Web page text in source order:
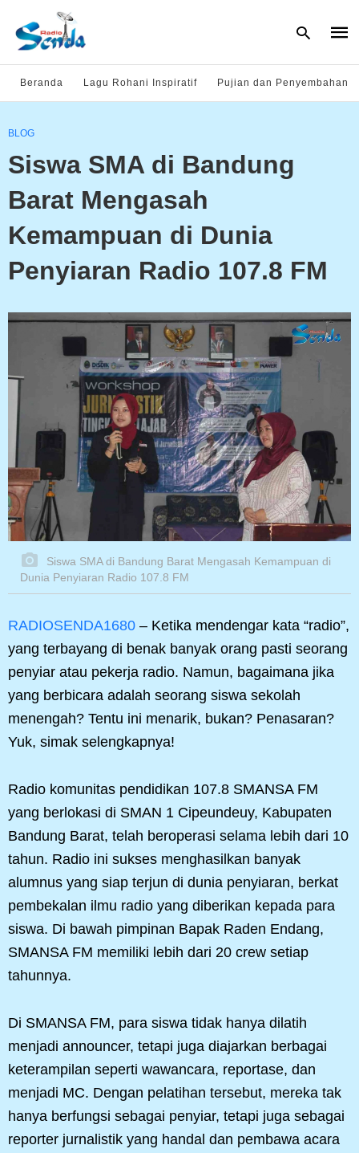
Beranda Lagu Rohani Inspiratif Pujian dan Penyembahan
BLOG
Siswa SMA di Bandung
Barat Mengasah
Kemampuan di Dunia
Penyiaran Radio 107.8 FM
Siswa SMA di Bandung Barat Mengasah Kemampuan di
Dunia Penyiaran Radio 107.8 FM
RADIOSENDA1680 – Ketika mendengar kata “radio”,
yang terbayang di benak banyak orang pasti seorang
penyiar atau pekerja radio. Namun, bagaimana jika
yang berbicara adalah seorang siswa sekolah
menengah? Tentu ini menarik, bukan? Penasaran?
Yuk, simak selengkapnya!
Radio komunitas pendidikan 107.8 SMANSA FM
yang berlokasi di SMAN 1 Cipeundeuy, Kabupaten
Bandung Barat, telah beroperasi selama lebih dari 10
tahun. Radio ini sukses menghasilkan banyak
alumnus yang siap terjun di dunia penyiaran, berkat
pembekalan ilmu radio yang diberikan kepada para
siswa. Di bawah pimpinan Bapak Raden Endang,
SMANSA FM memiliki lebih dari 20 crew setiap
tahunnya.
Di SMANSA FM, para siswa tidak hanya dilatih
menjadi announcer, tetapi juga diajarkan berbagai
keterampilan seperti wawancara, reportase, dan
menjadi MC. Dengan pelatihan tersebut, mereka tak
hanya berfungsi sebagai penyiar, tetapi juga sebagai
reporter jurnalistik yang handal dan pembawa acara